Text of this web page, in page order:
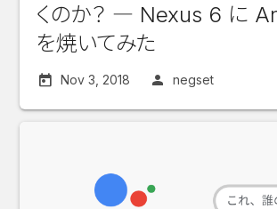
くのか？ ― Nexus 6 に
を焼いてみた
Nov 3, 2018 negset